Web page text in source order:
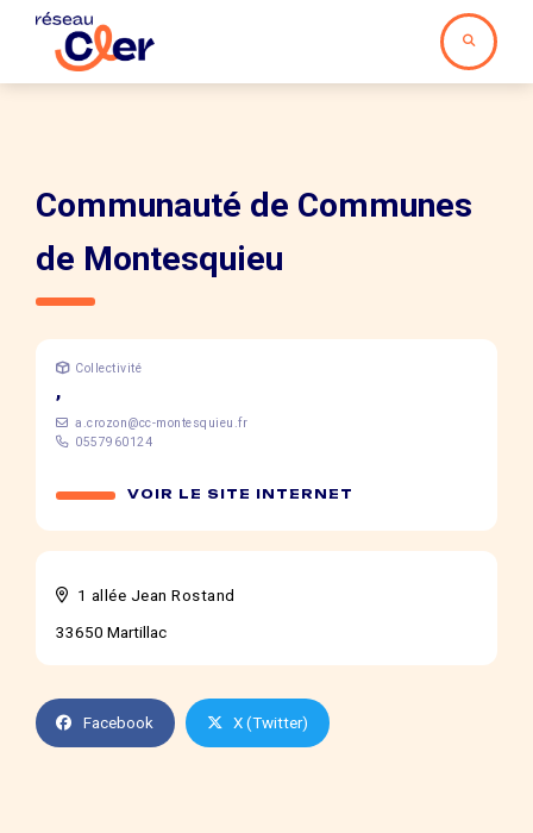
Communauté de Communes
de Montesquieu
Collectivité
,
a.crozon@cc-montesquieu.fr
0557960124
VOIR LE SITE INTERNET
1 allée Jean Rostand
33650 Martillac
Facebook X (Twitter)